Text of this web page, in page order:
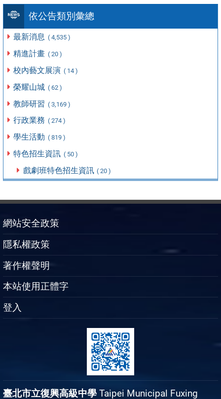
依公告類別彙總
最新消息 ( 4,535 )
精進計畫 ( 20 )
校內藝文展演 ( 14 )
榮耀山城 ( 62 )
教師研習 ( 3,169 )
行政業務 ( 274 )
學生活動 ( 819 )
特色招生資訊 ( 50 )
戲劇班特色招生資訊 ( 20 )
網站安全政策
隱私權政策
著作權聲明
本站使用正體字
登入
臺北市立復興高級中學 Taipei Municipal Fuxing